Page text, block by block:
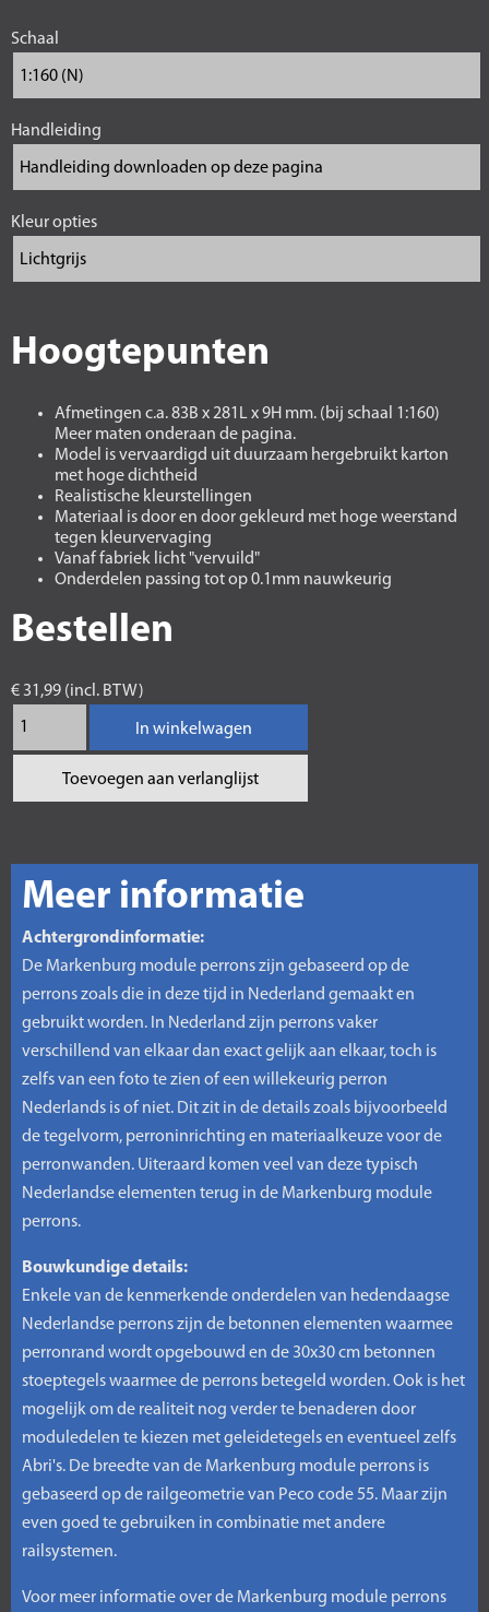
Schaal
Handleiding
Kleur opties
Hoogtepunten
Afmetingen c.a. 83B x 281L x 9H mm. (bij schaal 1:160)
Meer maten onderaan de pagina.
Model is vervaardigd uit duurzaam hergebruikt karton
met hoge dichtheid
Realistische kleurstellingen
Materiaal is door en door gekleurd met hoge weerstand
tegen kleurvervaging
Vanaf fabriek licht "vervuild"
Onderdelen passing tot op 0.1mm nauwkeurig
Bestellen
€ 31,99 (incl. BTW)
In winkelwagen
Toevoegen aan verlanglijst
Meer informatie
Achtergrondinformatie:
De Markenburg module perrons zijn gebaseerd op de
perrons zoals die in deze tijd in Nederland gemaakt en
gebruikt worden. In Nederland zijn perrons vaker
verschillend van elkaar dan exact gelijk aan elkaar, toch is
zelfs van een foto te zien of een willekeurig perron
Nederlands is of niet. Dit zit in de details zoals bijvoorbeeld
de tegelvorm, perroninrichting en materiaalkeuze voor de
perronwanden. Uiteraard komen veel van deze typisch
Nederlandse elementen terug in de Markenburg module
perrons.
Bouwkundige details:
Enkele van de kenmerkende onderdelen van hedendaagse
Nederlandse perrons zijn de betonnen elementen waarmee
perronrand wordt opgebouwd en de 30x30 cm betonnen
stoeptegels waarmee de perrons betegeld worden. Ook is het
mogelijk om de realiteit nog verder te benaderen door
moduledelen te kiezen met geleidetegels en eventueel zelfs
Abri's. De breedte van de Markenburg module perrons is
gebaseerd op de railgeometrie van Peco code 55. Maar zijn
even goed te gebruiken in combinatie met andere
railsystemen.
Voor meer informatie over de Markenburg module perrons